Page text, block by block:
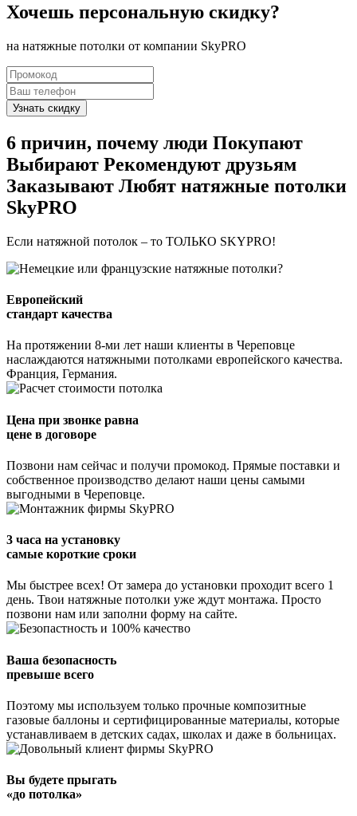
Хочешь персональную скидку?
на натяжные потолки от компании SkyPRO
6 причин, почему люди Покупают
Выбирают Рекомендуют друзьям
Заказывают Любят натяжные потолки
SkyPRO
Если натяжной потолок – то ТОЛЬКО SKYPRO!
Европейский
стандарт качества
На протяжении 8-ми лет наши клиенты в Череповце
наслаждаются натяжными потолками европейского качества.
Франция, Германия.
Цена при звонке равна
цене в договоре
Позвони нам сейчас и получи промокод. Прямые поставки и
собственное производство делают наши цены самыми
выгодными в Череповце.
3 часа на установку
самые короткие сроки
Мы быстрее всех! От замера до установки проходит всего 1
день. Твои натяжные потолки уже ждут монтажа. Просто
позвони нам или заполни форму на сайте.
Ваша безопасность
превыше всего
Поэтому мы используем только прочные композитные
газовые баллоны и сертифицированные материалы, которые
устанавливаем в детских садах, школах и даже в больницах.
Вы будете прыгать
«до потолка»